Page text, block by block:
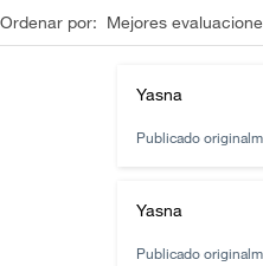
Ordenar por: Mejores
Yasna
Publicado
Yasna
Publicado